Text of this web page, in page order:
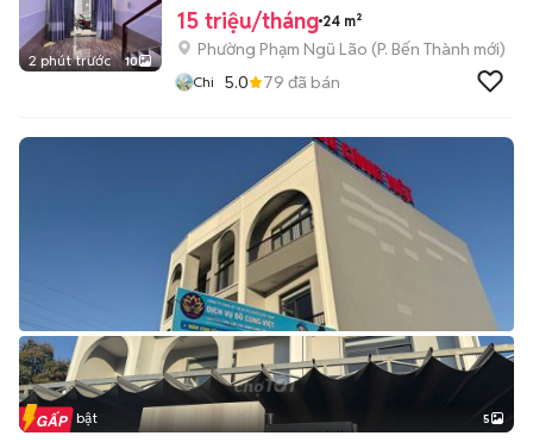
2 phút trước 10
15 triệu/tháng 24 m²
Phường Phạm Ngũ Lão (P. Bến Thành mới)
Chi 5.0 79 đã bán
Tin nổi bật 5